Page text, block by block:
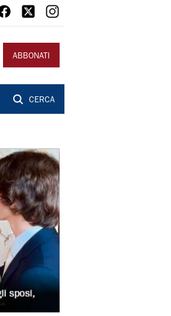
ABBONATI
CERCA